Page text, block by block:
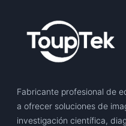
Fabricante profesional de
a ofrecer soluciones de
investigación científica,